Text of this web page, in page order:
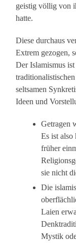
geistig völlig von
hatte.
Diese durchaus
Extrem gezogen,
Der Islamismus
seltsamen
Ideen und
Getragen
Es ist also
früher
sie nicht
Die
Laien
Mystik